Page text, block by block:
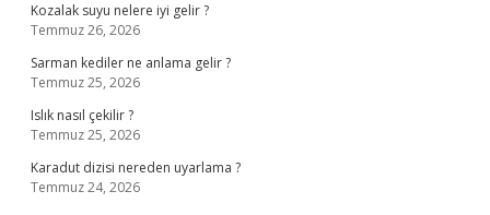
Kozalak suyu nelere iyi gelir ?
Temmuz 26, 2026
Sarman kediler ne anlama gelir ?
Temmuz 25, 2026
Islık nasıl çekilir ?
Temmuz 25, 2026
Karadut dizisi nereden uyarlama ?
Temmuz 24, 2026